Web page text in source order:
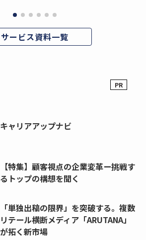
サービス資料一覧
キャリアアップナビ
【特集】顧客視点の企業変革ー挑戦す
るトップの構想を聞く
「単独出稿の限界」を突破する。複数
リテール横断メディア「ARUTANA」
が拓く新市場